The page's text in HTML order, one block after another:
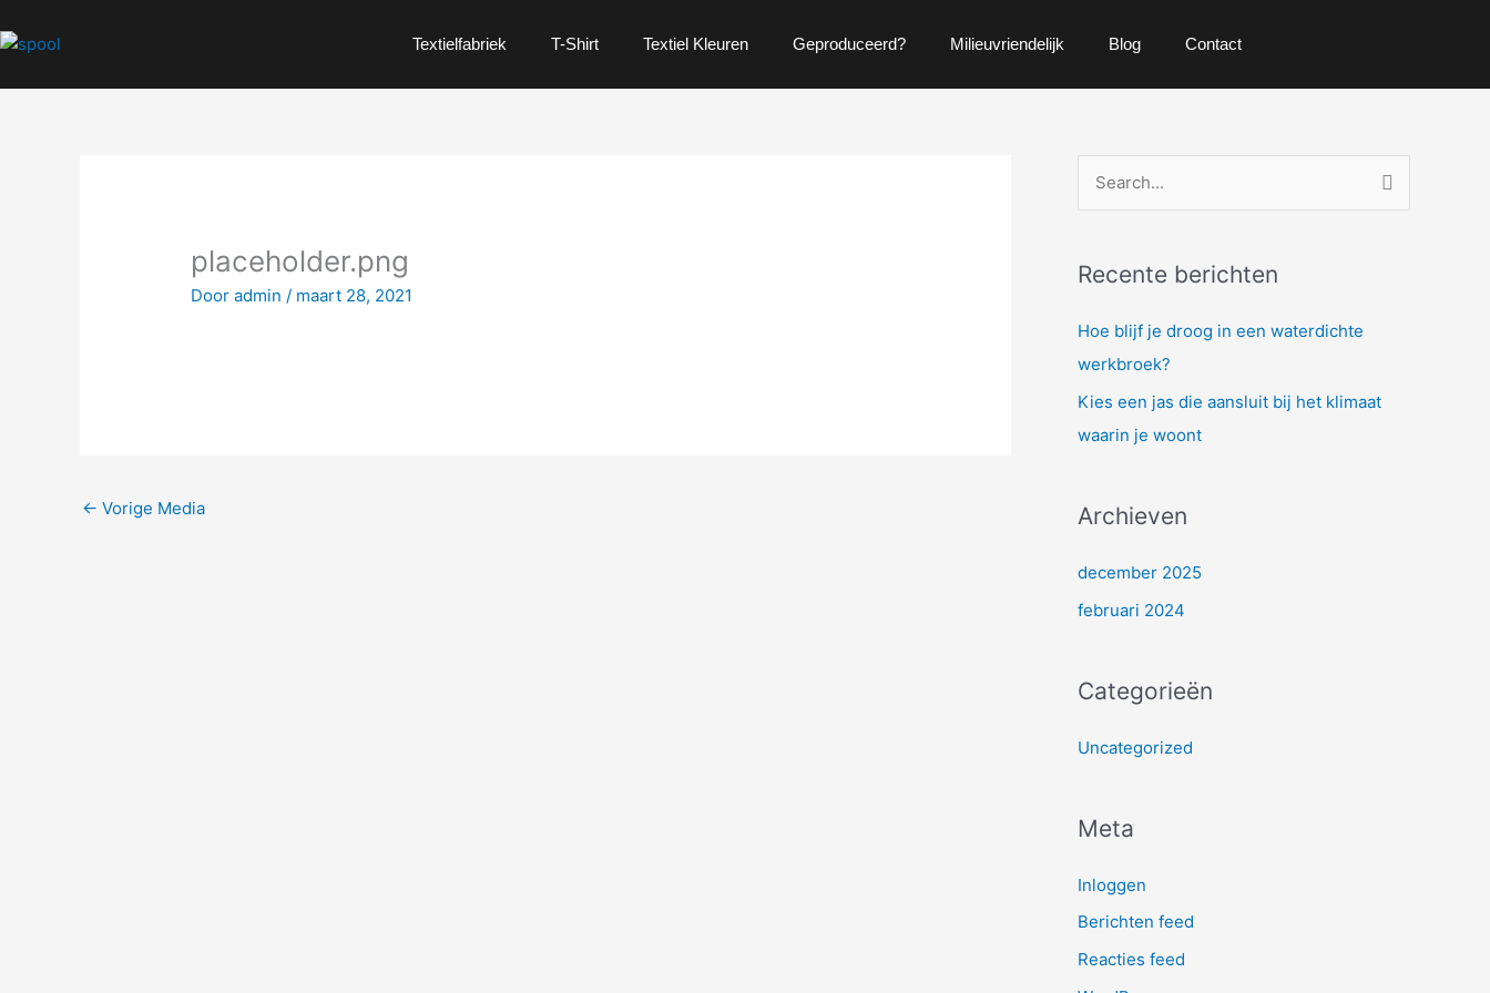
naar
inhoud
Textielfabriek T-Shirt Textiel Kleuren Geproduceerd? Milieuvriendelijk Blog Contact
placeholder.png
Dooradmin/ maart 28, 2021
← Vorige Media
k
n
Recente berichten
Hoe blijf je droog in een waterdichte
werkbroek?
Kies een jas die aansluit bij het klimaat
waarin je woont
Archieven
december 2025
februari 2024
Categorieën
Uncategorized
Meta
Inloggen
Berichten feed
Reacties feed